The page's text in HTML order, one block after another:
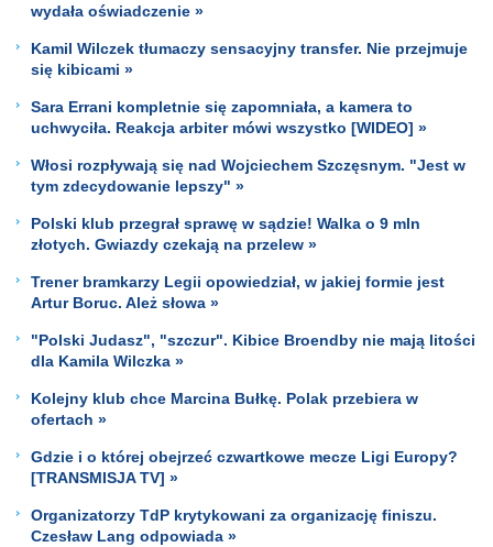
wydała oświadczenie »
Kamil Wilczek tłumaczy sensacyjny transfer. Nie przejmuje
się kibicami »
Sara Errani kompletnie się zapomniała, a kamera to
uchwyciła. Reakcja arbiter mówi wszystko [WIDEO] »
Włosi rozpływają się nad Wojciechem Szczęsnym. "Jest w
tym zdecydowanie lepszy" »
Polski klub przegrał sprawę w sądzie! Walka o 9 mln
złotych. Gwiazdy czekają na przelew »
Trener bramkarzy Legii opowiedział, w jakiej formie jest
Artur Boruc. Ależ słowa »
"Polski Judasz", "szczur". Kibice Broendby nie mają litości
dla Kamila Wilczka »
Kolejny klub chce Marcina Bułkę. Polak przebiera w
ofertach »
Gdzie i o której obejrzeć czwartkowe mecze Ligi Europy?
[TRANSMISJA TV] »
Organizatorzy TdP krytykowani za organizację finiszu.
Czesław Lang odpowiada »